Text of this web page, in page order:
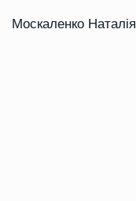
Москаленко Наталія